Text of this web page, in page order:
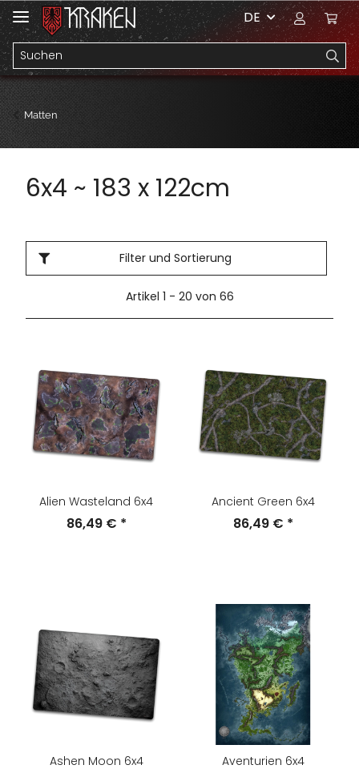
DE
Matten
6x4 ~ 183 x 122cm
Filter und Sortierung
Artikel 1 - 20 von 66
Alien Wasteland 6x4
86,49 € *
Ancient Green 6x4
86,49 € *
Ashen Moon 6x4 Aventurien 6x4